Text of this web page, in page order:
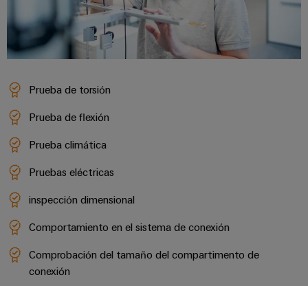
Prueba de torsión
Prueba de flexión
Prueba climática
Pruebas eléctricas
inspección dimensional
Comportamiento en el sistema de conexión
Comprobación del tamaño del compartimento de
conexión